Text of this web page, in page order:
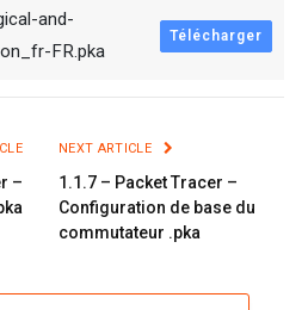
and-
FR.pka
Télécharger
–
NEXT ARTICLE
1.1.7 – Packet Tracer –
Configuration de base du
commutateur .pka